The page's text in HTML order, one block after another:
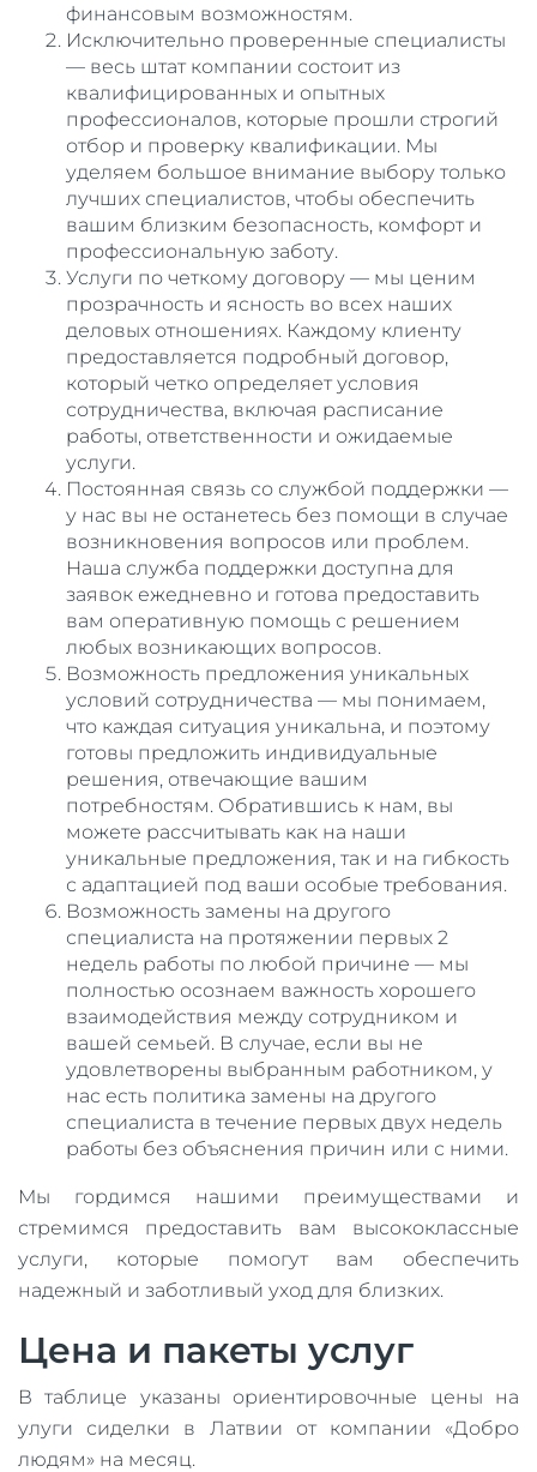
финансовым возможностям.
Исключительно проверенные специалисты
— весь штат компании состоит из
квалифицированных и опытных
профессионалов, которые прошли строгий
отбор и проверку квалификации. Мы
уделяем большое внимание выбору только
лучших специалистов, чтобы обеспечить
вашим близким безопасность, комфорт и
профессиональную заботу.
Услуги по четкому договору — мы ценим
прозрачность и ясность во всех наших
деловых отношениях. Каждому клиенту
предоставляется подробный договор,
который четко определяет условия
сотрудничества, включая расписание
работы, ответственности и ожидаемые
услуги.
Постоянная связь со службой поддержки —
у нас вы не останетесь без помощи в случае
возникновения вопросов или проблем.
Наша служба поддержки доступна для
заявок ежедневно и готова предоставить
вам оперативную помощь с решением
любых возникающих вопросов.
Возможность предложения уникальных
условий сотрудничества — мы понимаем,
что каждая ситуация уникальна, и поэтому
готовы предложить индивидуальные
решения, отвечающие вашим
потребностям. Обратившись к нам, вы
можете рассчитывать как на наши
уникальные предложения, так и на гибкость
с адаптацией под ваши особые требования.
Возможность замены на другого
специалиста на протяжении первых 2
недель работы по любой причине — мы
полностью осознаем важность хорошего
взаимодействия между сотрудником и
вашей семьей. В случае, если вы не
удовлетворены выбранным работником, у
нас есть политика замены на другого
специалиста в течение первых двух недель
работы без объяснения причин или с ними.
Мы гордимся нашими преимуществами и
стремимся предоставить вам высококлассные
услуги, которые помогут вам обеспечить
надежный и заботливый уход для близких.
Цена и пакеты услуг
В таблице указаны ориентировочные цены на
улуги сиделки в Латвии от компании «Добро
людям» на месяц.